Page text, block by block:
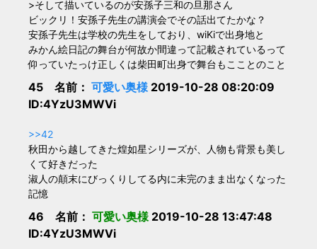
>そして描いているのが安孫子三和の旦那さん
ビックリ！安孫子先生の講演会でその話出てたかな？
安孫子先生は学校の先生をしており、wiKiで出身地と
みかん絵日記の舞台が何故か間違って記載されているって
仰っていたっけ正しくは柴田町出身で舞台もこことのこと
45 名前： 可愛い奥様2019-10-28 08:20:09
ID:4YzU3MWVi
>>42
秋田から越してきた煌如星シリーズが、人物も背景も美し
くて好きだった
淑人の顛末にびっくりしてる内に未完のまま出なくなった
記憶
46 名前： 可愛い奥様2019-10-28 13:47:48
ID:4YzU3MWVi